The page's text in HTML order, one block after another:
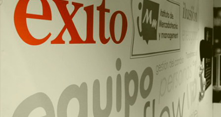
COMPRAR
Precio: 3.500,00€